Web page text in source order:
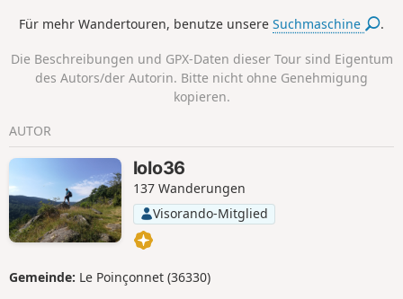
Für mehr Wandertouren, benutze unsereSuchmaschine .
Die Beschreibungen und GPX-Daten dieser Tour sind Eigentum
des Autors/der Autorin. Bitte nicht ohne Genehmigung
kopieren.
AUTOR
lolo36
137 Wanderungen
Visorando-Mitglied
Gemeinde: Le Poinçonnet (36330)